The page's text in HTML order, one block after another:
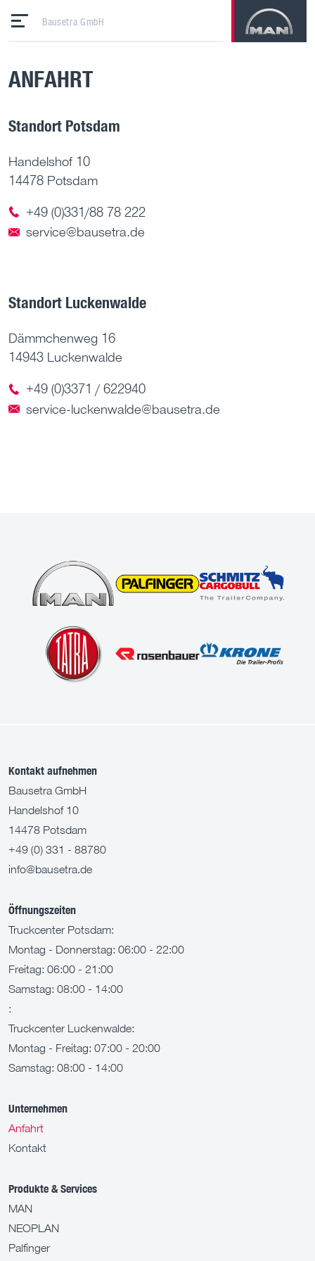
Bausetra GmbH
ANFAHRT
Standort Potsdam
Handelshof 10
14478 Potsdam
+49 (0)331/88 78 222
service@bausetra.de
Standort Luckenwalde
Dämmchenweg 16
14943 Luckenwalde
+49 (0)3371 / 622940
service-luckenwalde@bausetra.de
Kontakt aufnehmen
Bausetra GmbH
Handelshof 10
14478 Potsdam
+49 (0) 331 - 88780
info@bausetra.de
Öffnungszeiten
Truckcenter Potsdam:
Montag - Donnerstag: 06:00 - 22:00
Freitag: 06:00 - 21:00
Samstag: 08:00 - 14:00
:
Truckcenter Luckenwalde:
Montag - Freitag: 07:00 - 20:00
Samstag: 08:00 - 14:00
Unternehmen
Anfahrt
Kontakt
Produkte & Services
MAN
NEOPLAN
Palfinger